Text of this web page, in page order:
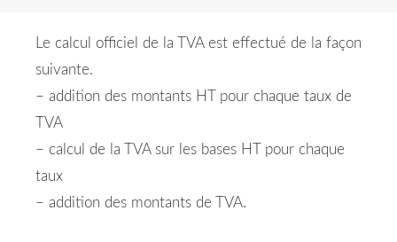
Le calcul officiel de la TVA est effectué de la façon
suivante.
– addition des montants HT pour chaque taux de
TVA
– calcul de la TVA sur les bases HT pour chaque
taux
– addition des montants de TVA.